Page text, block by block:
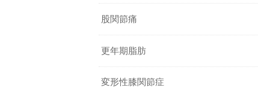
股関節痛
更年期脂肪
変形性膝関節症